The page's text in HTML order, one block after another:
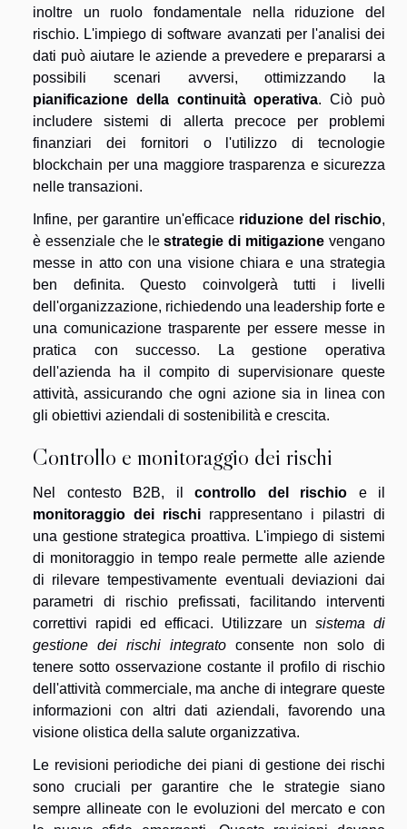
inoltre un ruolo fondamentale nella riduzione del
rischio. L'impiego di software avanzati per l'analisi dei
dati può aiutare le aziende a prevedere e prepararsi a
possibili scenari avversi, ottimizzando la
pianificazione della continuità operativa. Ciò può
includere sistemi di allerta precoce per problemi
finanziari dei fornitori o l'utilizzo di tecnologie
blockchain per una maggiore trasparenza e sicurezza
nelle transazioni.
Infine, per garantire un'efficace riduzione del rischio,
è essenziale che lestrategie di mitigazione vengano
messe in atto con una visione chiara e una strategia
ben definita. Questo coinvolgerà tutti i livelli
dell'organizzazione, richiedendo una leadership forte e
una comunicazione trasparente per essere messe in
pratica con successo. La gestione operativa
dell'azienda ha il compito di supervisionare queste
attività, assicurando che ogni azione sia in linea con
gli obiettivi aziendali di sostenibilità e crescita.
Controllo e monitoraggio dei rischi
Nel contesto B2B, il controllo del rischio e il
monitoraggio dei rischi rappresentano i pilastri di
una gestione strategica proattiva. L'impiego di sistemi
di monitoraggio in tempo reale permette alle aziende
di rilevare tempestivamente eventuali deviazioni dai
parametri di rischio prefissati, facilitando interventi
correttivi rapidi ed efficaci. Utilizzare un sistema di
gestione dei rischi integrato consente non solo di
tenere sotto osservazione costante il profilo di rischio
dell'attività commerciale, ma anche di integrare queste
informazioni con altri dati aziendali, favorendo una
visione olistica della salute organizzativa.
Le revisioni periodiche dei piani di gestione dei rischi
sono cruciali per garantire che le strategie siano
sempre allineate con le evoluzioni del mercato e con